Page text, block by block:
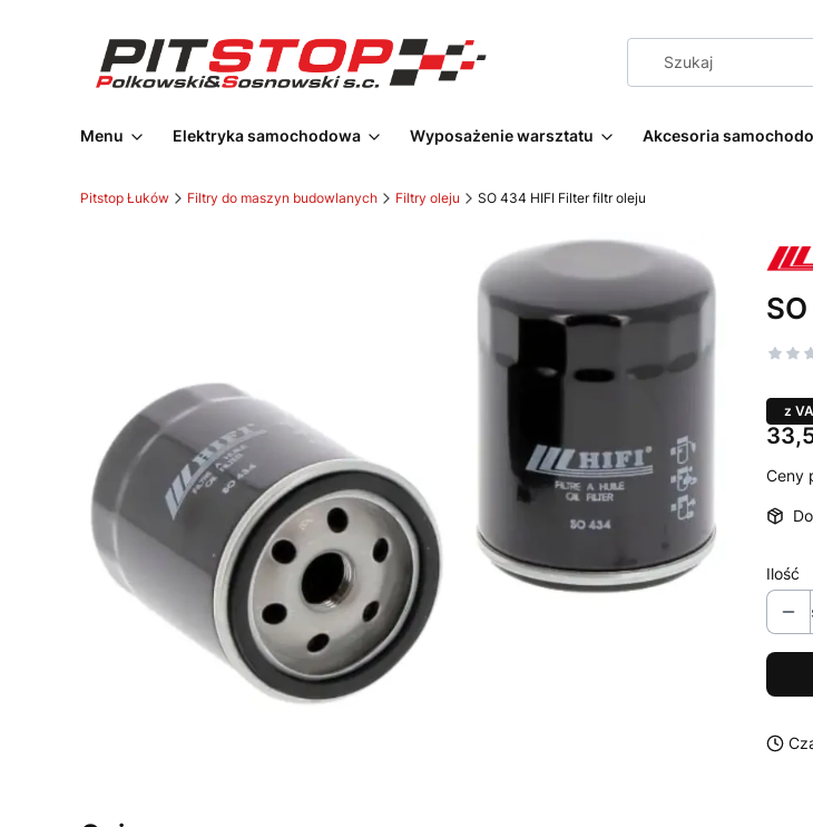
Menu Elektryka samochodowa Wyposażenie warsztatu Akcesoria
Pitstop Łuków Filtry do maszyn budowlanych Filtry oleju SO 434 HIFI Filter filtr oleju
z
Ceny
Ilość